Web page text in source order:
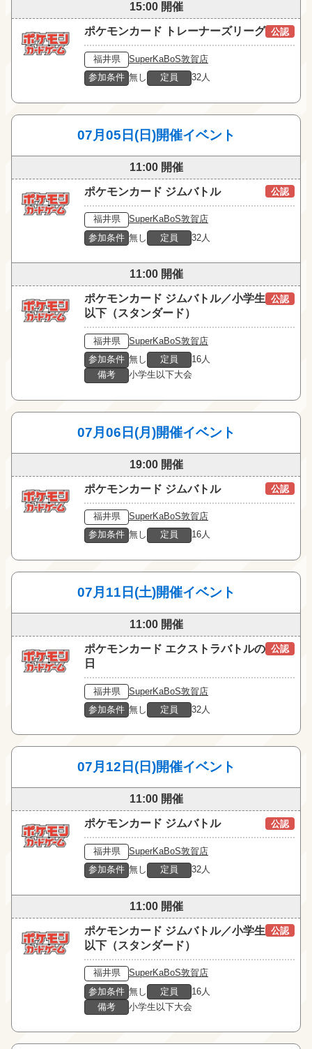
15:00 開催
ポケモンカード トレーナーズリーグ 公認
福井県
SuperKaBoS敦賀店
参加条件 無し 定員 32人
07月05日(日)開催イベント
11:00 開催
ポケモンカード ジムバトル 公認
福井県
SuperKaBoS敦賀店
参加条件 無し 定員 32人
11:00 開催
ポケモンカード ジムバトル／小学生
以下（スタンダード）
公認
福井県
SuperKaBoS敦賀店
参加条件 無し 定員
16人
備考
小学生以下大会
07月06日(月)開催イベント
19:00 開催
ポケモンカード ジムバトル 公認
福井県
SuperKaBoS敦賀店
参加条件 無し 定員 16人
07月11日(土)開催イベント
11:00 開催
ポケモンカード エクストラバトルの
日
公認
福井県
SuperKaBoS敦賀店
参加条件 無し 定員 32人
07月12日(日)開催イベント
11:00 開催
ポケモンカード ジムバトル 公認
福井県
SuperKaBoS敦賀店
参加条件 無し 定員 32人
11:00 開催
ポケモンカード ジムバトル／小学生
以下（スタンダード）
公認
福井県
SuperKaBoS敦賀店
参加条件 無し 定員
16人
備考
小学生以下大会